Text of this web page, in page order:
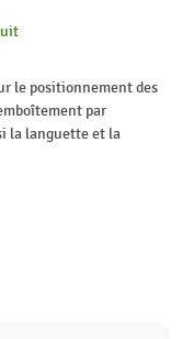
le positionnement des
par
la languette et la